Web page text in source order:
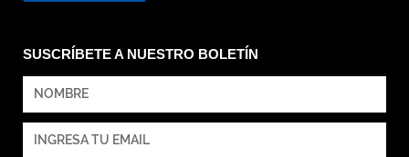
SUSCRÍBETE A NUESTRO BOLETÍN